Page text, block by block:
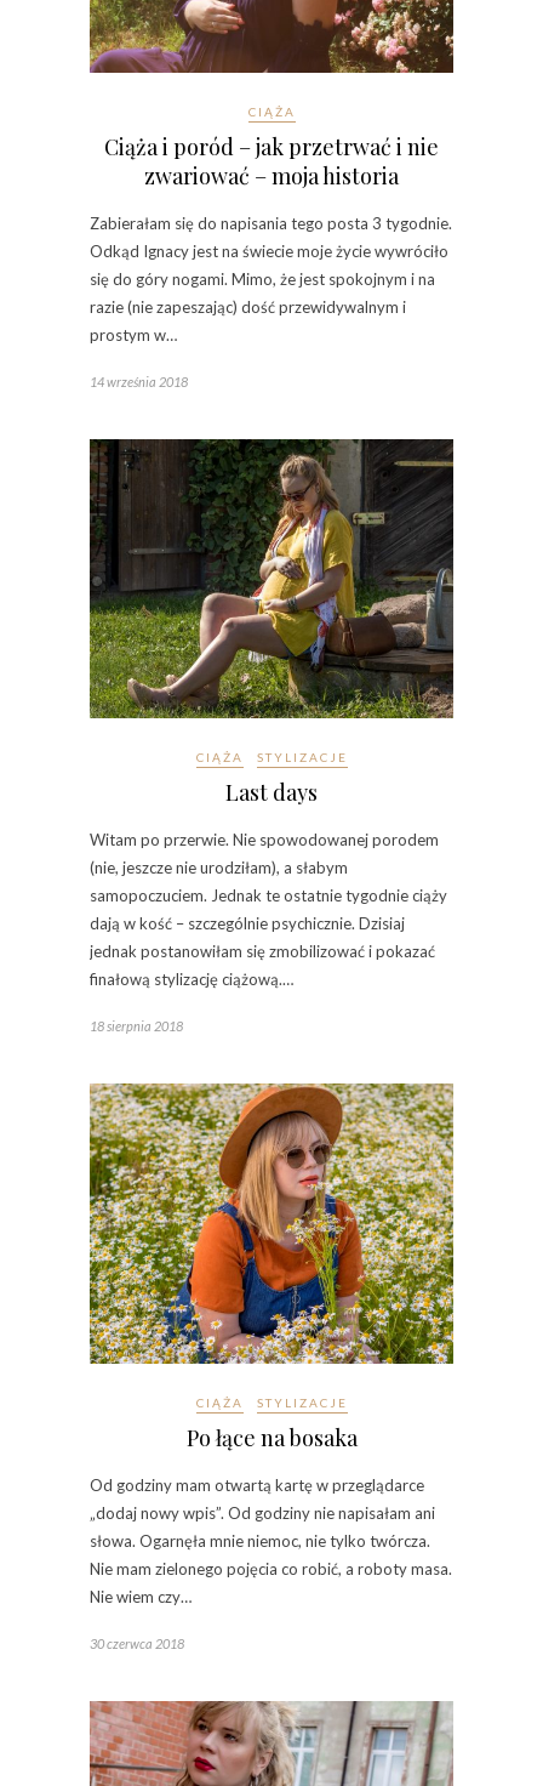
CIĄŻA
Ciąża i poród – jak przetrwać i nie
zwariować – moja historia
Zabierałam się do napisania tego posta 3 tygodnie.
Odkąd Ignacy jest na świecie moje życie wywróciło
się do góry nogami. Mimo, że jest spokojnym i na
razie (nie zapeszając) dość przewidywalnym i
prostym w…
14 września 2018
CIĄŻA STYLIZACJE
Last days
Witam po przerwie. Nie spowodowanej porodem
(nie, jeszcze nie urodziłam), a słabym
samopoczuciem. Jednak te ostatnie tygodnie ciąży
dają w kość – szczególnie psychicznie. Dzisiaj
jednak postanowiłam się zmobilizować i pokazać
finałową stylizację ciążową.…
18 sierpnia 2018
CIĄŻA STYLIZACJE
Po łące na bosaka
Od godziny mam otwartą kartę w przeglądarce
„dodaj nowy wpis”. Od godziny nie napisałam ani
słowa. Ogarnęła mnie niemoc, nie tylko twórcza.
Nie mam zielonego pojęcia co robić, a roboty masa.
Nie wiem czy…
30 czerwca 2018